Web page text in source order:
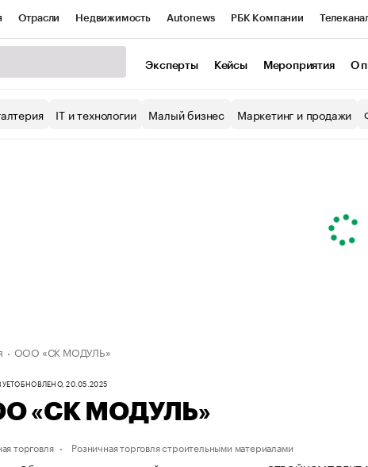
Отрасли Недвижимость Autonews РБК Компании
Экономика Бизнес
Эксперты Кейсы Мероприятия О
IT и технологии Малый бизнес Маркетинг и продажи
ООО «СК МОДУЛЬ»
ОБНОВЛЕНО, 20.05.2025
«СК МОДУЛЬ»
торговля Розничная торговля строительными материалами